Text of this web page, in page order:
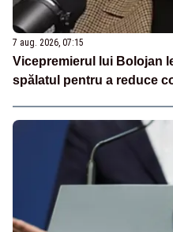
7 aug. 2026, 07:15
Vicepremierul lui Bolojan
spălatul pentru a reduce